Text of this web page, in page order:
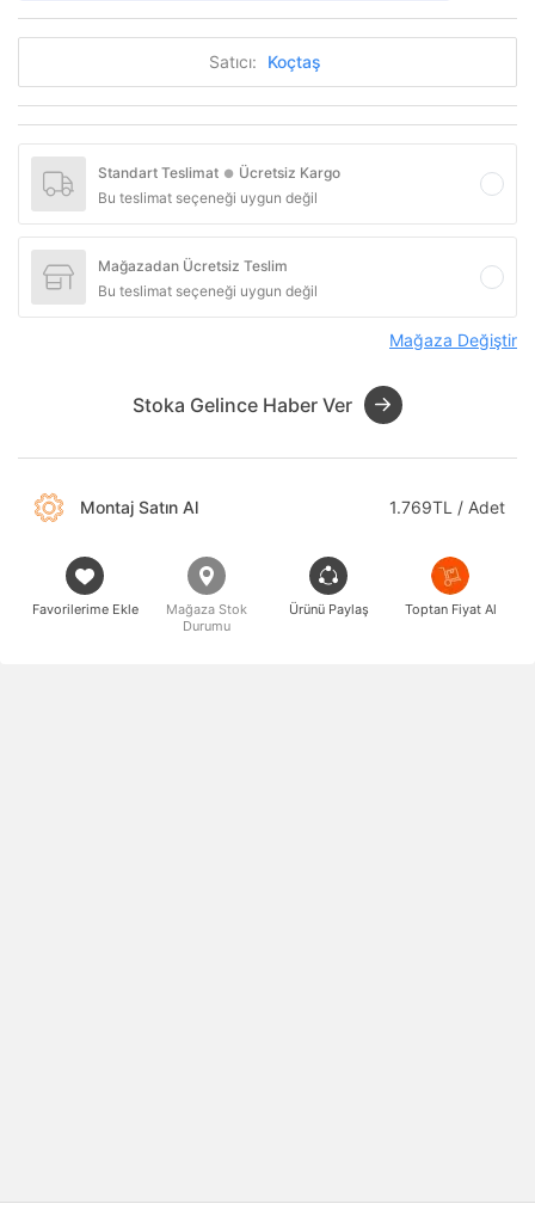
Satıcı: Koçtaş
Standart Teslimat ● Ücretsiz Kargo
Bu teslimat seçeneği uygun değil
Mağazadan Ücretsiz Teslim
Bu teslimat seçeneği uygun değil
Mağaza Değiştir
Stoka Gelince Haber Ver
Montaj Satın Al 1.769TL / Adet
Favorilerime Ekle
Mağaza Stok
Durumu
Ürünü Paylaş Toptan Fiyat Al